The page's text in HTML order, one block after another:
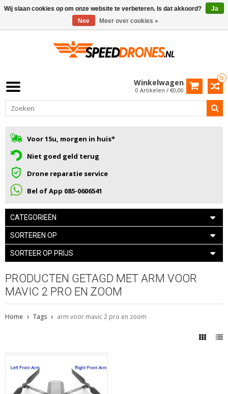
0
Winkelwagen
0 Artikelen / €0,00
Voor 15u, morgen in huis*
Niet goed geld terug
Drone reparatie service
Bel of App 085-0606541
CATEGORIEËN
SORTEREN OP
SORTEER OP PRIJS
PRODUCTEN GETAGD MET ARM VOOR
MAVIC 2 PRO EN ZOOM
Home Tags arm voor mavic 2 pro en zoom
Wij slaan cookies op om onze website te verbeteren. Is dat akkoord?
Ja
Nee
Meer over cookies »